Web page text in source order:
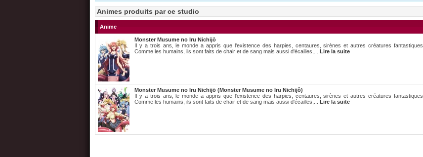
Animes produits par ce studio
Anime
Monster Musume no Iru Nichijō
Il y a trois ans, le monde a appris que l'existence des harpies, centaures, sirènes et autres créatures fantastiques.
Comme les humains, ils sont faits de chair et de sang mais aussi d'écailles,... Lire la suite
Monster Musume no Iru Nichijō (Monster Musume no Iru Nichijô)
Il y a trois ans, le monde a appris que l'existence des harpies, centaures, sirènes et autres créatures fantastiques.
Comme les humains, ils sont faits de chair et de sang mais aussi d'écailles,... Lire la suite